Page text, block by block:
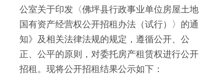
公室关于印发〈佛坪县行政事业单位房屋土地
国有资产经营权公开招租办法（试行）〉的通
知》及相关法律法规的规定，遵循公开、公
正、公平的原则，对委托房产租赁权进行公开
招租。现将公开招租结果公示如下：